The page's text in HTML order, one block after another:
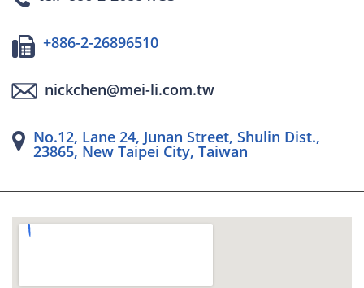
+886-2-26896510
nickchen@mei-li.com.tw
No.12, Lane 24, Junan Street, Shulin Dist.,
23865, New Taipei City, Taiwan